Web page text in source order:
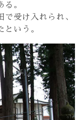
る。
受け入れられ、
という。